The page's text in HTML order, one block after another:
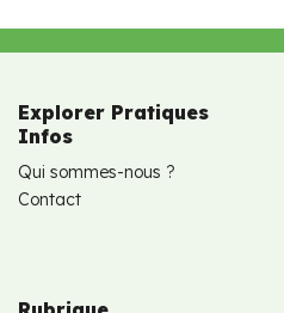
Explorer Pratiques
Infos
Qui sommes-nous ?
Contact